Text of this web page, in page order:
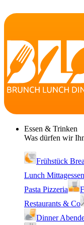
Essen & Trinken
Was dürfen wir
Frühstück
Lunch Mittagessen
Pasta Pizzeria
Restaurants & Co
Dinner